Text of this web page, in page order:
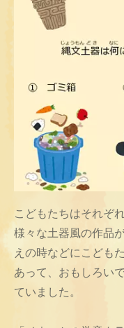
こどもたちはそれぞ
様々な土器風の作品
えの時などにこども
あって、おもしろい
ていました。